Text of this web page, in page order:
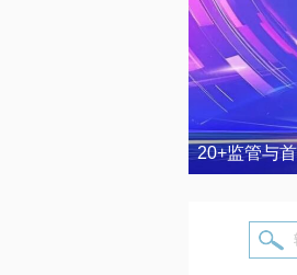
20+监管与